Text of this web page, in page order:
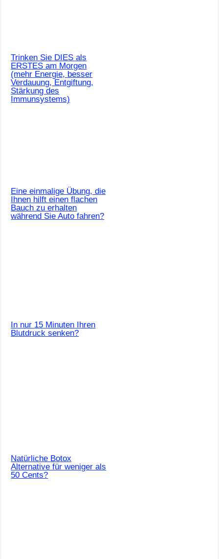
Trinken Sie DIES als
ERSTES am Morgen
(mehr Energie, besser
Verdauung, Entgiftung,
Stärkung des
Immunsystems)
Eine einmalige Übung, die
Ihnen hilft einen flachen
Bauch zu erhalten
während Sie Auto fahren?
In nur 15 Minuten Ihren
Blutdruck senken?
Natürliche Botox
Alternative für weniger als
50 Cents?